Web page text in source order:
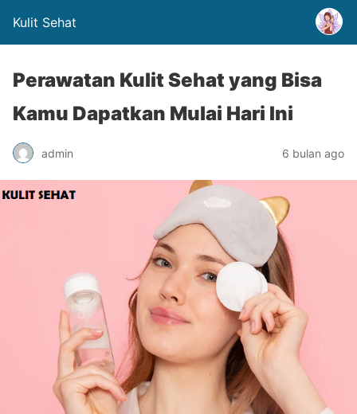
Kulit Sehat
Perawatan Kulit Sehat yang Bisa
Kamu Dapatkan Mulai Hari Ini
admin 6 bulan ago